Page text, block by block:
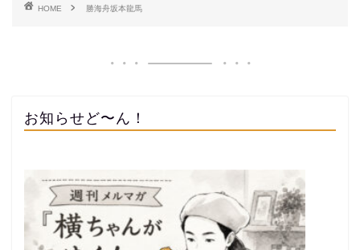
HOME 勝海舟坂本龍馬
お知らせど〜ん！